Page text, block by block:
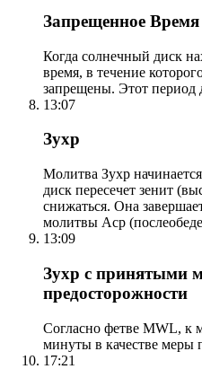
Запрещенное
Когда солнечный диск
время, в течение
запрещены. Этот период
13:07
Зухр
Молитва Зухр
диск пересечет зенит
снижаться. Она
молитвы Аср
13:09
Зухр с принятыми
предосторожности
Согласно фетве MWL, к
минуты в качестве меры
17:21